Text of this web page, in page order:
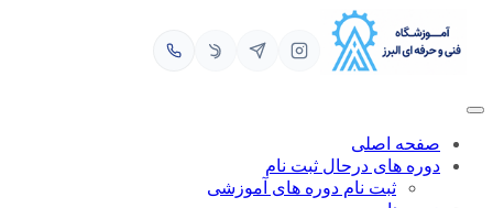
محتوا
صفحه اصلی
دوره های درحال ثبت نام
ثبت نام دوره های آموزشی